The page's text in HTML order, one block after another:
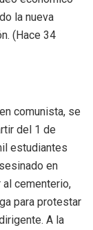
la nueva
(Hace 34
comunista, se
del 1 de
estudiantes
en
al cementerio,
para protestar
A la